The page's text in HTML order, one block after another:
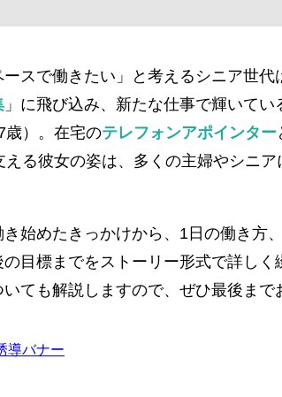
スで働きたい」と考えるシニア世
」に飛び込み、新たな仕事で輝いてい
歳）。在宅のテレフォンアポインター
える彼女の姿は、多くの主婦やシニ
始めたきっかけから、1日の働き方
目標までをストーリー形式で詳しく
いても解説しますので、ぜひ最後まで